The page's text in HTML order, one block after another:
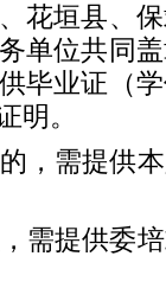
花垣县、
单位共同
毕业证（
明。
，需提供
需提供委